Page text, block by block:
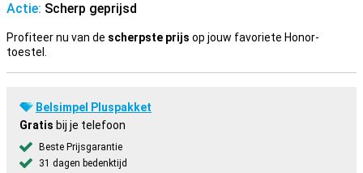
Actie: Scherp geprijsd
Profiteer nu van de scherpste prijs op jouw favoriete Honor-
toestel.
Belsimpel Pluspakket
Gratis bij je telefoon
Beste Prijsgarantie
31 dagen bedenktijd